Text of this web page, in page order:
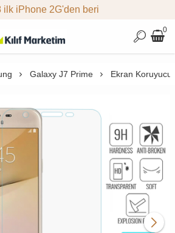
ilk iPhone 2G'den beri
0
Galaxy J7 Prime Ekran